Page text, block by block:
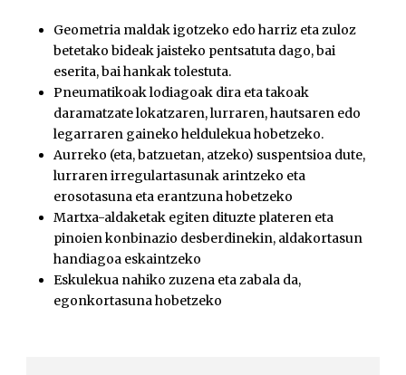
Geometria maldak igotzeko edo harriz eta zuloz
betetako bideak jaisteko pentsatuta dago, bai
eserita, bai hankak tolestuta.
Pneumatikoak lodiagoak dira eta takoak
daramatzate lokatzaren, lurraren, hautsaren edo
legarraren gaineko heldulekua hobetzeko.
Aurreko (eta, batzuetan, atzeko) suspentsioa dute,
lurraren irregulartasunak arintzeko eta
erosotasuna eta erantzuna hobetzeko
Martxa-aldaketak egiten dituzte plateren eta
pinoien konbinazio desberdinekin, aldakortasun
handiagoa eskaintzeko
Eskulekua nahiko zuzena eta zabala da,
egonkortasuna hobetzeko